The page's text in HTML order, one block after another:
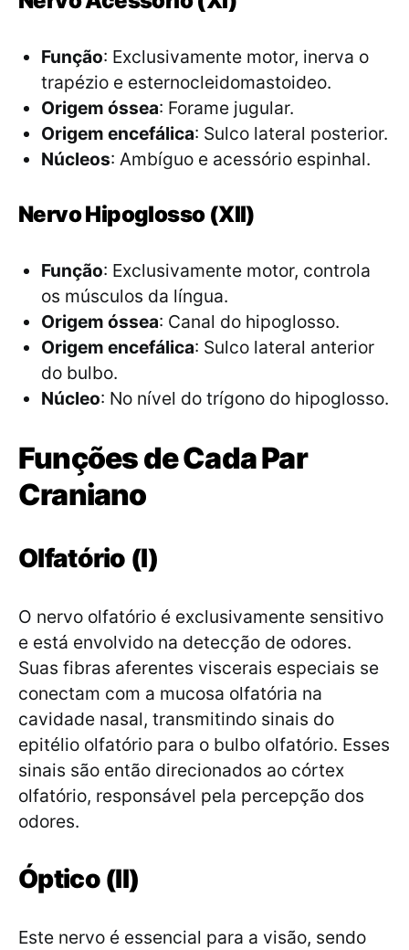
Função: Exclusivamente motor, inerva o
trapézio e esternocleidomastoideo.
Origem óssea: Forame jugular.
Origem encefálica: Sulco lateral posterior.
Núcleos: Ambíguo e acessório espinhal.
Nervo Hipoglosso (XII)
Função: Exclusivamente motor, controla
os músculos da língua.
Origem óssea: Canal do hipoglosso.
Origem encefálica: Sulco lateral anterior
do bulbo.
Núcleo: No nível do trígono do hipoglosso.
Funções de Cada Par
Craniano
Olfatório (I)
O nervo olfatório é exclusivamente sensitivo
e está envolvido na detecção de odores.
Suas fibras aferentes viscerais especiais se
conectam com a mucosa olfatória na
cavidade nasal, transmitindo sinais do
epitélio olfatório para o bulbo olfatório. Esses
sinais são então direcionados ao córtex
olfatório, responsável pela percepção dos
odores.
Óptico (II)
Este nervo é essencial para a visão, sendo